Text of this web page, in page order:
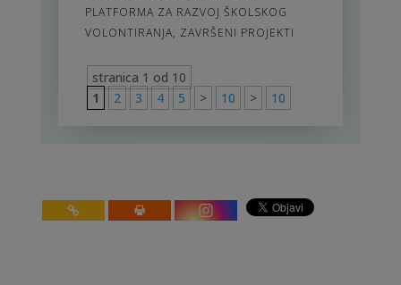
PLATFORMA ZA RAZVOJ ŠKOLSKOG
VOLONTIRANJA, ZAVRŠENI PROJEKTI
stranica 1 od 10
1
2 3 4 5 > 10 > 10